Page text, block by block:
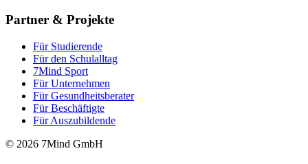
Partner & Projekte
Für Stu­die­rende
Für den Schulalltag
7Mind Sport
Für Unter­neh­men
Für Gesund­heits­be­ra­ter
Für Beschäftigte
Für Auszubildende
© 2026 7Mind GmbH